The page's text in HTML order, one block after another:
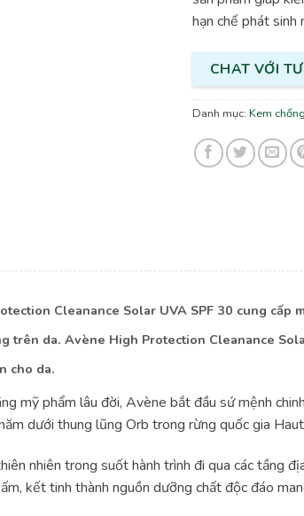
hạn chế phát sinh
CHAT VỚI
Danh mục: Kem
Cleanance Solar UVA SPF 30 cung cấp
trên da. Avène High Protection Cleanance
cho da.
mỹ phẩm lâu đời, Avène bắt đầu sứ mệnh
dưới thung lũng Orb trong rừng quốc gia
nhiên trong suốt hành trình đi qua các tầng
kết tinh thành nguồn dưỡng chất độc đáo